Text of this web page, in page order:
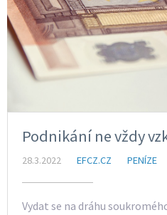
Podnikání ne vždy
28.3.2022 EFCZ.CZ PENÍZE
Vydat se na dráhu